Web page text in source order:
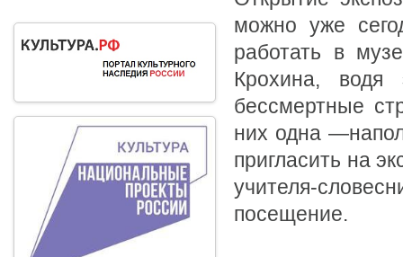
можно уже
работать в
Крохина, водя
бессмертные
них одна
пригласить на
учителя-
посещение.